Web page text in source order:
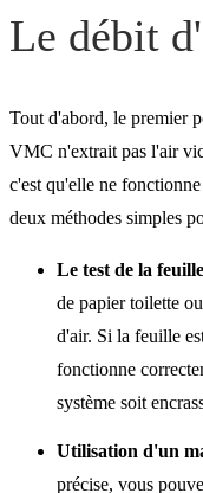
Le débit
Tout d'abord, le premier
VMC n'extrait pas l'air
c'est qu'elle ne
deux méthodes simples
Le test de la
de papier toilette
d'air. Si la feuille
fonctionne
système soit
Utilisation d'un
précise, vous